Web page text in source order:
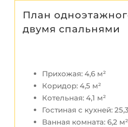
План
двумя спальнями
Прихожая: 4,6 м²
Коридор: 4,5 м²
Котельная: 4,1 м²
Гостиная с кухней:
Ванная комната: 6,2 м²